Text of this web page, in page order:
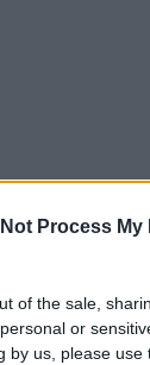
Process My
of the sale,
or
by us, please use
μάνγκο